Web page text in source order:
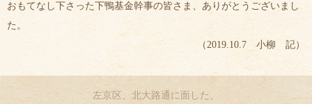
おもてなし下さった下鴨基金幹事の皆さま、ありがとうございまし
た。
（2019.10.7 小柳 記）
左京区、北大路通に面した、